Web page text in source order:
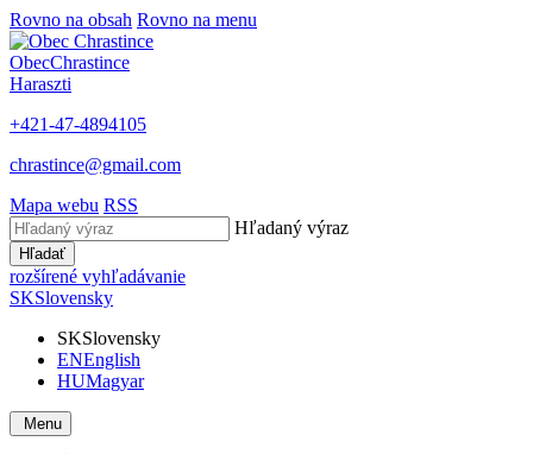
Rovno na obsah Rovno na menu
ObecChrastince
Haraszti
+421-47-4894105
chrastince@gmail.com
Mapa webu RSS
Hľadaný výraz
Hľadať
rozšírené vyhľadávanie
SKSlovensky
SKSlovensky
ENEnglish
HUMagyar
Menu